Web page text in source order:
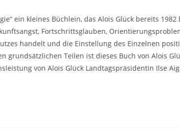
ein kleines Büchlein, das Alois Glück bereits 1982
Fortschrittsglauben,
handelt und die Einstellung des Einzelnen
grundsätzlichen Teilen ist dieses Buch von Alois
von Alois Glück Landtagspräsidentin Ilse